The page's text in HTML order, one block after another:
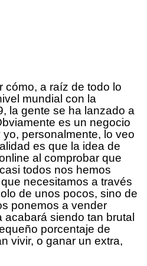
cómo, a raíz de todo lo
mundial con la
la gente se ha lanzado a
es un negocio
personalmente, lo veo
es que la idea de
al comprobar que
todos nos hemos
necesitamos a través
de unos pocos, sino de
ponemos a vender
acabará siendo tan brutal
porcentaje de
vivir, o ganar un extra,